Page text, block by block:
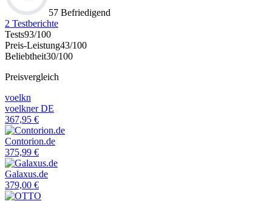
57 Befriedigend
2 Testberichte
Tests93/100
Preis-Leistung43/100
Beliebtheit30/100
Preisvergleich
voelkn
voelkner DE
367,95 €
Contorion.de
375,99 €
Galaxus.de
379,00 €